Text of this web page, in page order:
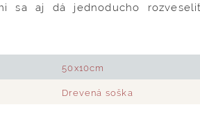
sa aj dá jednoducho
50x10cm
Drevená soška